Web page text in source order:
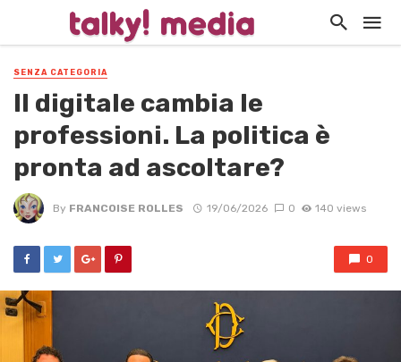
SENZA CATEGORIA
Il digitale cambia le
professioni. La politica è
pronta ad ascoltare?
By FRANCOISE ROLLES 19/06/2026 0 140 views
0